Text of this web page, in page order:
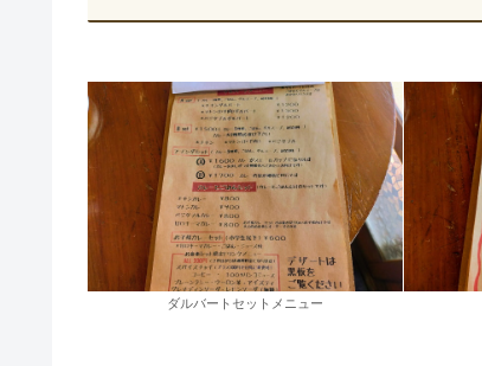
ダルバートセットメニュー